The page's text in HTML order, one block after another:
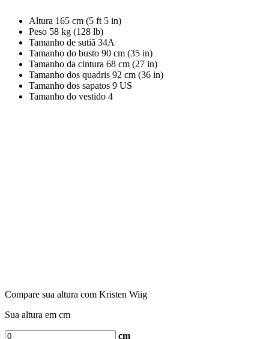
Altura 165 cm (5 ft 5 in)
Peso 58 kg (128 lb)
Tamanho de sutiã 34A
Tamanho do busto 90 cm (35 in)
Tamanho da cintura 68 cm (27 in)
Tamanho dos quadris 92 cm (36 in)
Tamanho dos sapatos 9 US
Tamanho do vestido 4
Compare sua altura com Kristen Wiig
Sua altura em cm
cm